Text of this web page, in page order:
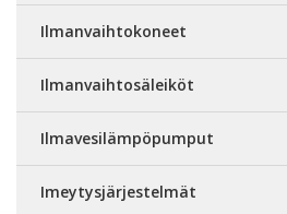
Ilmanvaihtokoneet
Ilmanvaihtosäleiköt
Ilmavesilämpöpumput
Imeytysjärjestelmät